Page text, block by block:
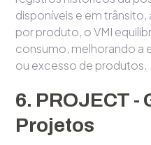
disponíveis e em
por produto, o VMI
consumo, melhorando a
ou excesso de produtos.
6. PROJECT -
Projetos